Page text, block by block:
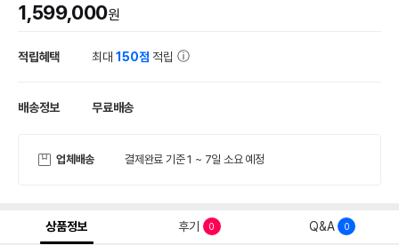
1,599,000원
적립혜택 최대150점 적립
배송정보 무료배송
업체배송 결제완료 기준 1 ~ 7일 소요 예정
상품정보 후기 0 Q&A 0